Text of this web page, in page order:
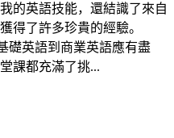
的英語技能，還結識了來自
得了許多珍貴的經驗。
礎英語到商業英語應有盡
課都充滿了挑...